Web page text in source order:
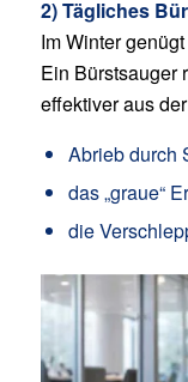
2) Tägliches
Im Winter
Ein Bürstsauger
effektiver aus
Abrieb durch
das „graue“
die